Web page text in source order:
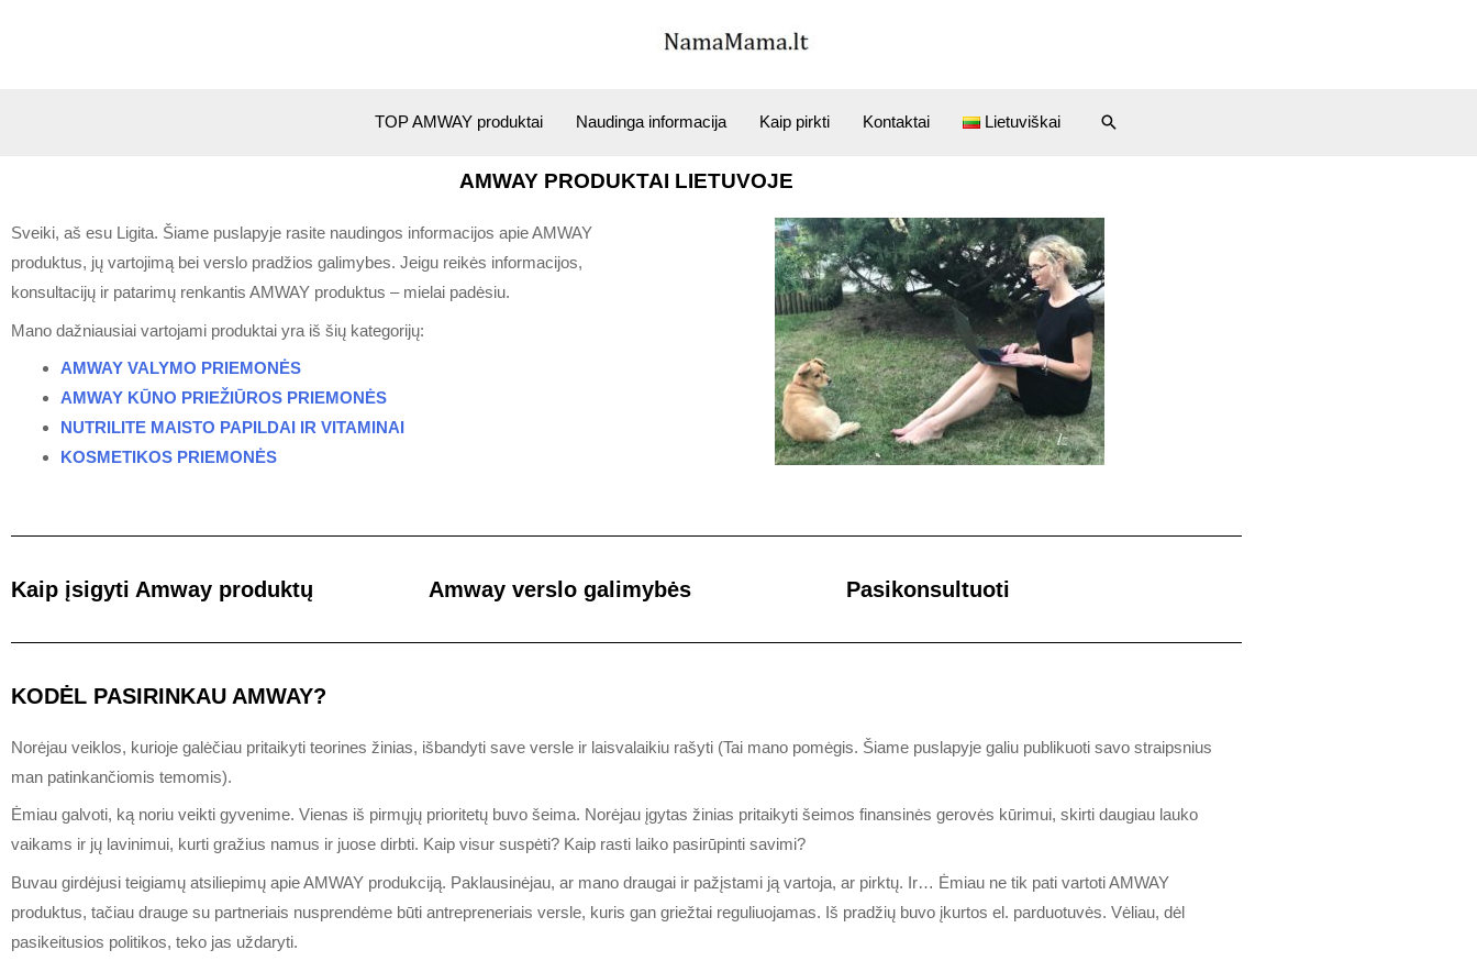
TOP AMWAY produktai Naudinga informacija Kaip pirkti Kontaktai Lietuviškai
AMWAY PRODUKTAI LIETUVOJE
Sveiki, aš esu Ligita. Šiame puslapyje rasite naudingos informacijos apie AMWAY
produktus, jų vartojimą bei verslo pradžios galimybes. Jeigu reikės informacijos,
konsultacijų ir patarimų renkantis AMWAY produktus – mielai padėsiu.
Mano dažniausiai vartojami produktai yra iš šių kategorijų:
AMWAY VALYMO PRIEMONĖS
AMWAY KŪNO PRIEŽIŪROS PRIEMONĖS
NUTRILITE MAISTO PAPILDAI IR VITAMINAI
KOSMETIKOS PRIEMONĖS
Kaip įsigyti Amway produktų Amway verslo galimybės Pasikonsultuoti
KODĖL PASIRINKAU AMWAY?
Norėjau veiklos, kurioje galėčiau pritaikyti teorines žinias, išbandyti save versle ir laisvalaikiu rašyti (Tai mano pomėgis. Šiame puslapyje galiu publikuoti savo straipsnius
man patinkančiomis temomis).
Ėmiau galvoti, ką noriu veikti gyvenime. Vienas iš pirmųjų prioritetų buvo šeima. Norėjau įgytas žinias pritaikyti šeimos finansinės gerovės kūrimui, skirti daugiau lauko
vaikams ir jų lavinimui, kurti gražius namus ir juose dirbti. Kaip visur suspėti? Kaip rasti laiko pasirūpinti savimi?
Buvau girdėjusi teigiamų atsiliepimų apie AMWAY produkciją. Paklausinėjau, ar mano draugai ir pažįstami ją vartoja, ar pirktų. Ir… Ėmiau ne tik pati vartoti AMWAY
produktus, tačiau drauge su partneriais nusprendėme būti antrepreneriais versle, kuris gan griežtai reguliuojamas. Iš pradžių buvo įkurtos el. parduotuvės. Vėliau, dėl
pasikeitusios politikos, teko jas uždaryti.